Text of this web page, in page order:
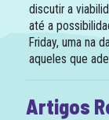
discutir a
até a
Friday, uma na
aqueles que
Artigos